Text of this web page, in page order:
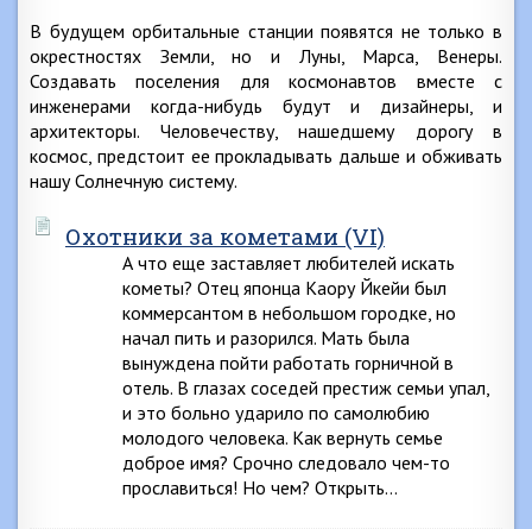
В будущем орбитальные станции появятся не только в
окрестностях Земли, но и Луны, Марса, Венеры.
Создавать поселения для космонавтов вместе с
инженерами когда-нибудь будут и дизайнеры, и
архитекторы. Человечеству, нашедшему дорогу в
космос, предстоит ее прокладывать дальше и обживать
нашу Солнечную систему.
Охотники за кометами (VI)
А что еще заставляет любителей искать
кометы? Отец японца Каору Йкейи был
коммерсантом в небольшом городке, но
начал пить и разорился. Мать была
вынуждена пойти работать горничной в
отель. В глазах соседей престиж семьи упал,
и это больно ударило по самолюбию
молодого человека. Как вернуть семье
доброе имя? Срочно следовало чем-то
прославиться! Но чем? Открыть…